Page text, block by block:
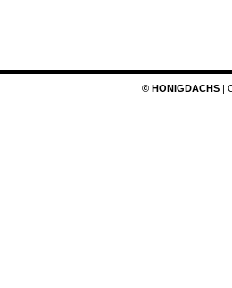
© HONIGDACHS |